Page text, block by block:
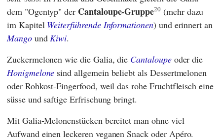
dem "Ogentyp" der Cantaloupe-Gruppe20 (mehr dazu
im Kapitel Weiterführende Informationen) und erinnert an
MangoundKiwi.
Zuckermelonen wie die Galia, die Cantaloupeoder die
Honigmelone sind allgemein beliebt als Dessertmelonen
oder Rohkost-Fingerfood, weil das rohe Fruchtfleisch eine
süsse und saftige Erfrischung bringt.
Mit Galia-Melonenstücken bereitet man ohne viel
Aufwand einen leckeren veganen Snack oder Apéro.